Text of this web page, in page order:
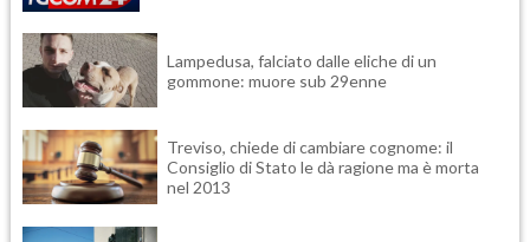
Lampedusa, falciato dalle eliche di un
gommone: muore sub 29enne
Treviso, chiede di cambiare cognome: il
Consiglio di Stato le dà ragione ma è morta
nel 2013